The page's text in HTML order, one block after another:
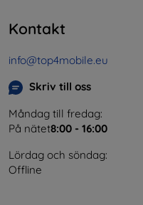
Kontakt
info@top4mobile.eu
Skriv till oss
Måndag till fredag:
På nätet8:00 - 16:00
Lördag och söndag:
Offline